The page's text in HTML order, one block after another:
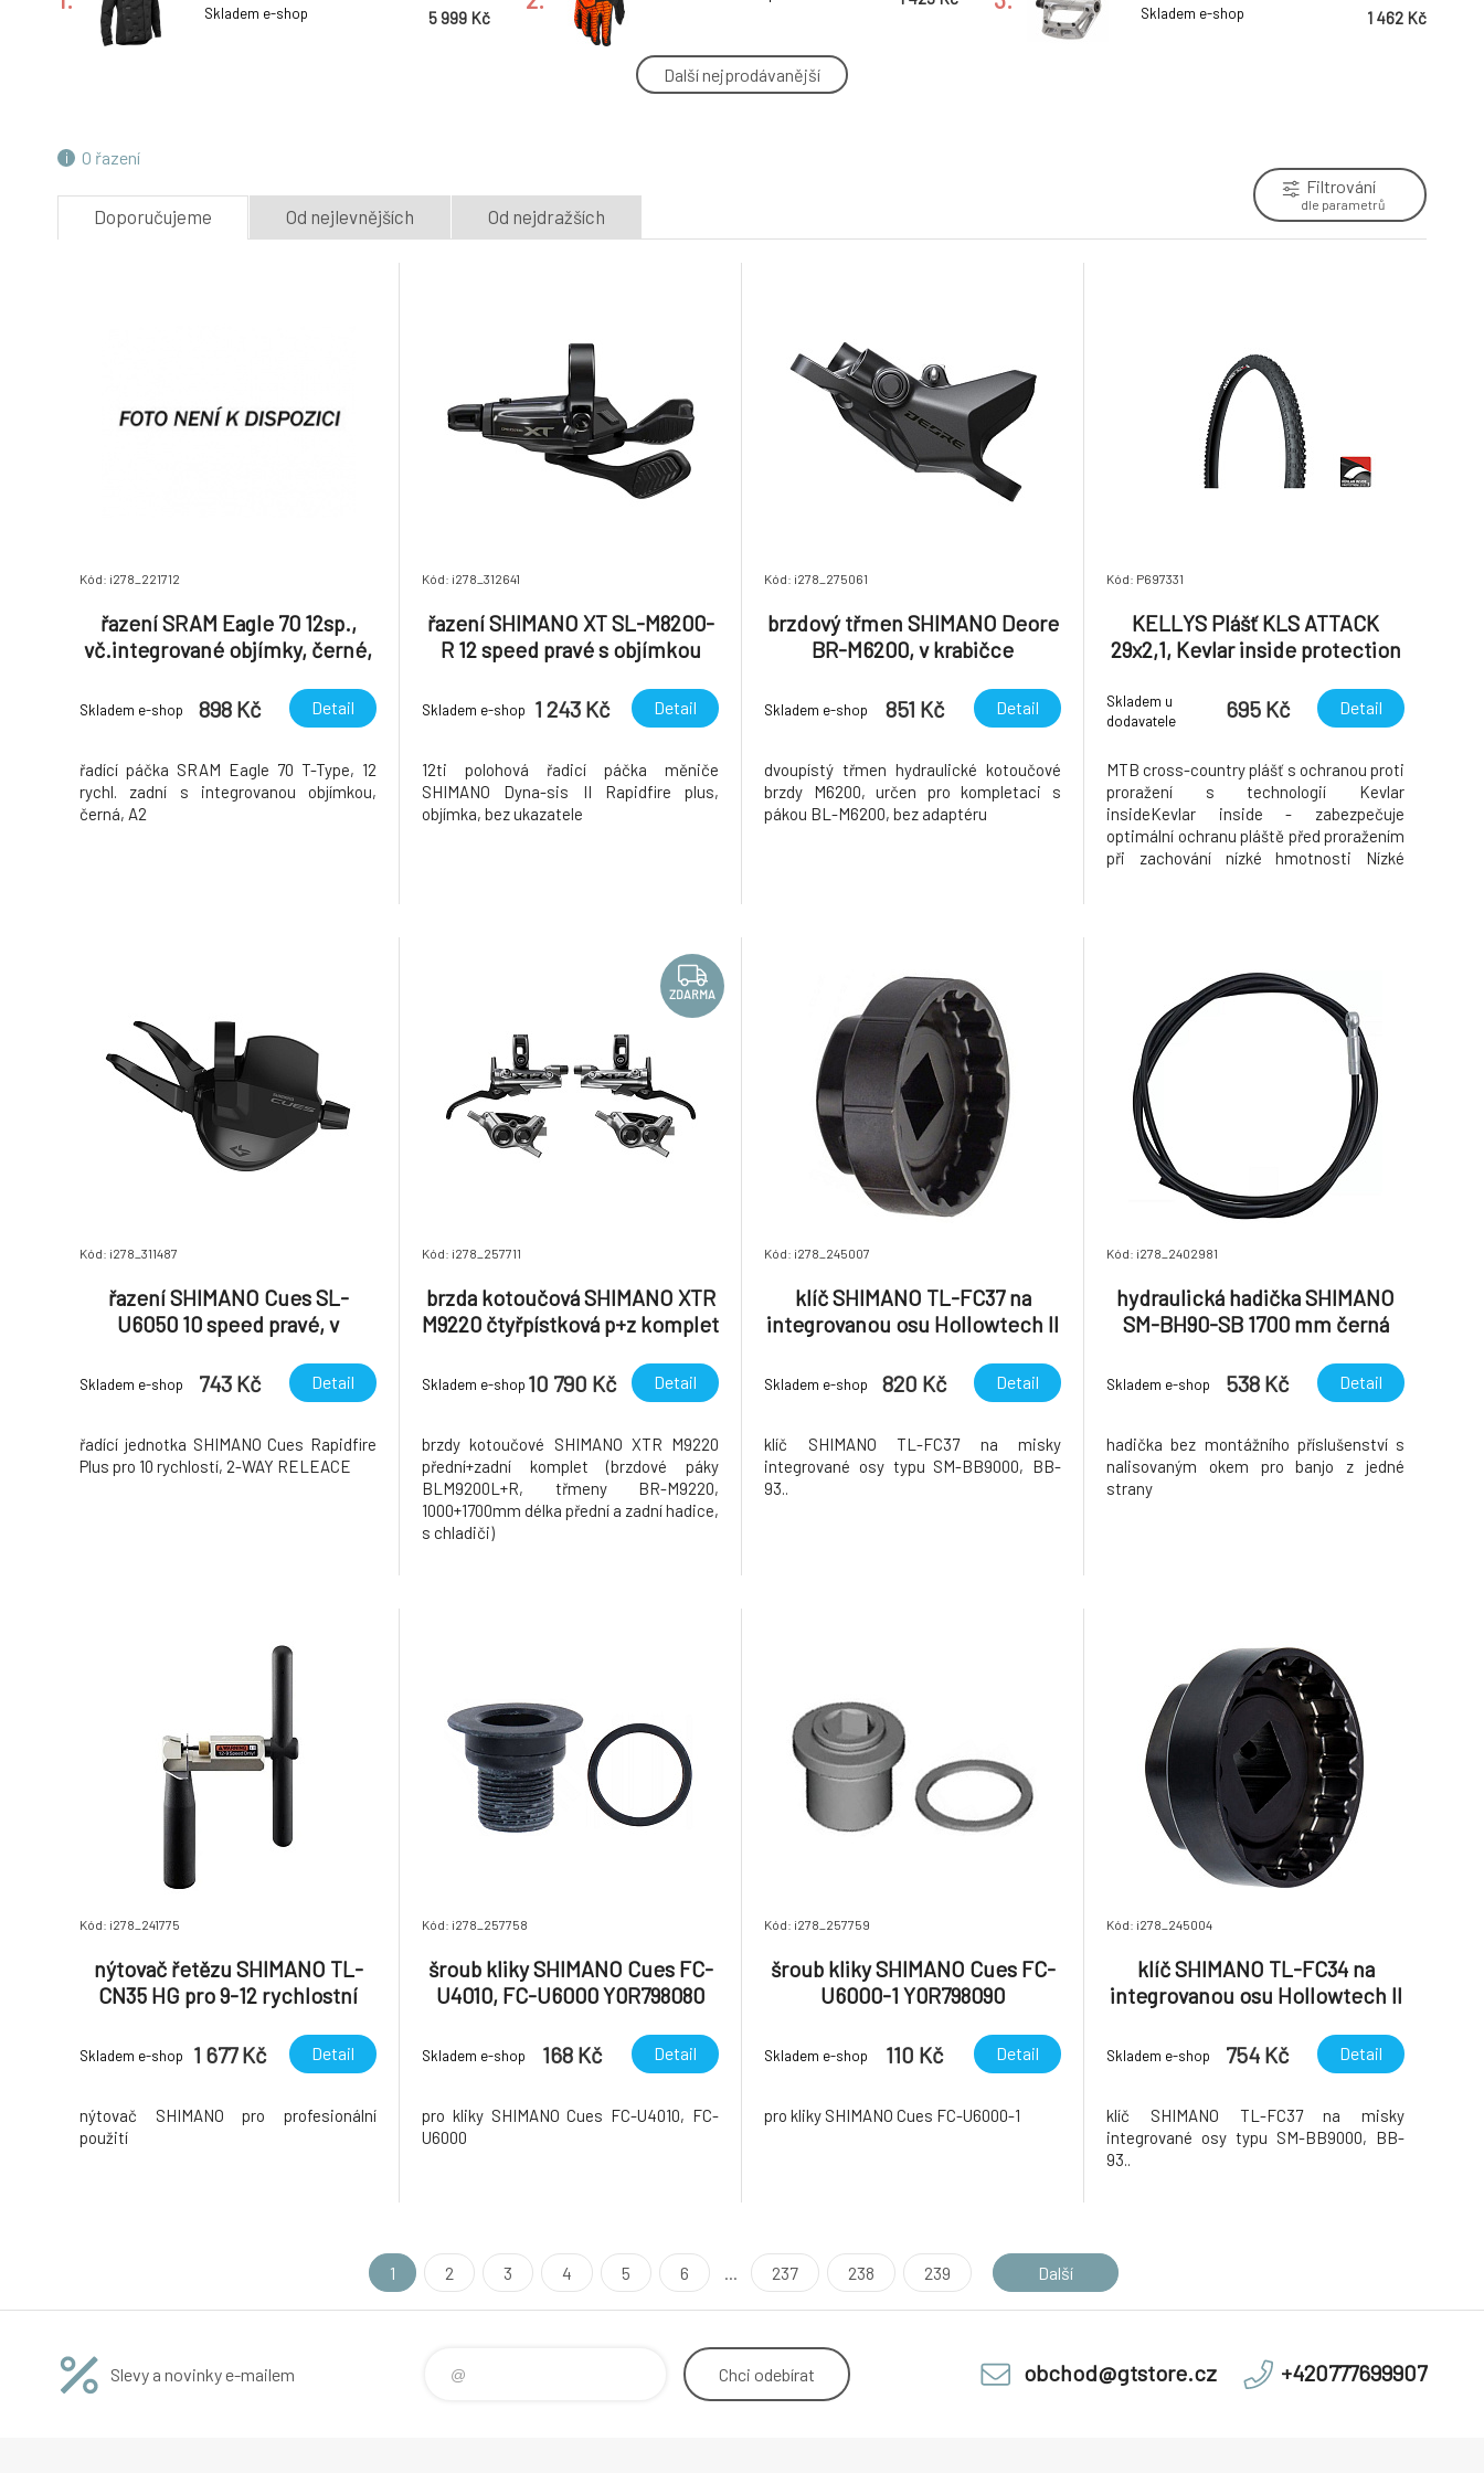
Skladem e-shop 5 999 Kč Skladem e-shop 1 462 Kč
ZDARMA
set MUC-OFF Ultimate Bicycle Cleaning
7.
(pár)
8. 9.
řazení SHIMANO Revo SL-RV400 6
Další nejprodávanější
O řazení
Doporučujeme Od nejlevnějších Od nejdražších
Filtrování
dle parametrů
Kód: i278_221712
řazení SRAM Eagle 70 12sp.,
vč.integrované objímky, černé,
Skladem e-shop 898 Kč Detail
řadící páčka SRAM Eagle 70 T-Type, 12
rychl. zadní s integrovanou objímkou,
černá, A2
Kód: i278_312641
řazení SHIMANO XT SL-M8200-
R 12 speed pravé s objímkou
Skladem e-shop 1 243 Kč Detail
12ti polohová řadicí páčka měniče
SHIMANO Dyna-sis II Rapidfire plus,
objímka, bez ukazatele
Kód: i278_275061
brzdový třmen SHIMANO Deore
BR-M6200, v krabičce
Skladem e-shop 851 Kč Detail
dvoupístý třmen hydraulické kotoučové
brzdy M6200, určen pro kompletaci s
pákou BL-M6200, bez adaptéru
Kód: P697331
KELLYS Plášť KLS ATTACK
29x2,1, Kevlar inside protection
Skladem u
dodavatele
695 Kč Detail
MTB cross-country plášť s ochranou proti
proražení s technologií Kevlar
insideKevlar inside - zabezpečuje
optimální ochranu pláště před proražením
při zachování nízké hmotnosti Nízké
Kód: i278_311487
řazení SHIMANO Cues SL-
U6050 10 speed pravé, v
Skladem e-shop 743 Kč Detail
řadící jednotka SHIMANO Cues Rapidfire
Plus pro 10 rychlostí, 2-WAY RELEACE
ZDARMA
Kód: i278_257711
brzda kotoučová SHIMANO XTR
M9220 čtyřpístková p+z komplet
Skladem e-shop 10 790 Kč Detail
brzdy kotoučové SHIMANO XTR M9220
přední+zadní komplet (brzdové páky
BLM9200L+R, třmeny BR-M9220,
1000+1700mm délka přední a zadní hadice,
s chladiči)
Kód: i278_245007
klíč SHIMANO TL-FC37 na
integrovanou osu Hollowtech II
Skladem e-shop 820 Kč Detail
klíč SHIMANO TL-FC37 na misky
integrované osy typu SM-BB9000, BB-
93..
Kód: i278_2402981
hydraulická hadička SHIMANO
SM-BH90-SB 1700 mm černá
Skladem e-shop 538 Kč Detail
hadička bez montážního příslušenství s
nalisovaným okem pro banjo z jedné
strany
Kód: i278_241775
nýtovač řetězu SHIMANO TL-
CN35 HG pro 9-12 rychlostní
Skladem e-shop 1 677 Kč Detail
nýtovač SHIMANO pro profesionální
použití
Kód: i278_257758
šroub kliky SHIMANO Cues FC-
U4010, FC-U6000 Y0R798080
Skladem e-shop 168 Kč Detail
pro kliky SHIMANO Cues FC-U4010, FC-
U6000
Kód: i278_257759
šroub kliky SHIMANO Cues FC-
U6000-1 Y0R798090
Skladem e-shop 110 Kč Detail
pro kliky SHIMANO Cues FC-U6000-1
Kód: i278_245004
klíč SHIMANO TL-FC34 na
integrovanou osu Hollowtech II
Skladem e-shop 754 Kč Detail
klíč SHIMANO TL-FC37 na misky
integrované osy typu SM-BB9000, BB-
93..
1 2 3 4 5 6 ... 237 238 239 Další
Slevy a novinky e-mailem Chci odebírat obchod@gtstore.cz +420777699907